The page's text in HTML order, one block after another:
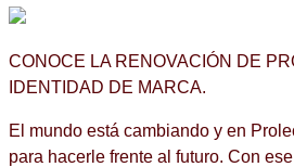
CONOCE LA RENOVACIÓN DE
IDENTIDAD DE MARCA.
El mundo está cambiando y en
para hacerle frente al futuro. Con